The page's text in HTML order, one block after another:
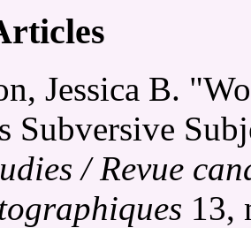
Jessica B.
Subversive
/ Revue
13,